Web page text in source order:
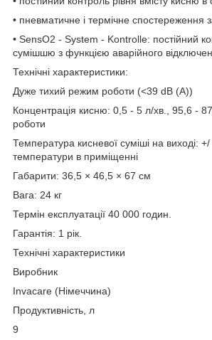
• пневматичне і термічне спостереження
• SensO2 - System - Kontrolle: постійний
сумішшю з функцією аварійного
Технічні характеристики:
Дуже тихий режим роботи (<39 dB (A))
Концентрація кисню: 0,5 - 5 л/хв., 95,6 -
роботи
Температура кисневої суміші на виході: +/
температури в приміщенні
Габарити: 36,5 × 46,5 × 67 см
Вага: 24 кг
Термін експлуатації 40 000 годин.
Гарантія: 1 рік.
Технічні характеристики
Виробник
Invacare (Німеччина)
Продуктивність, л
9